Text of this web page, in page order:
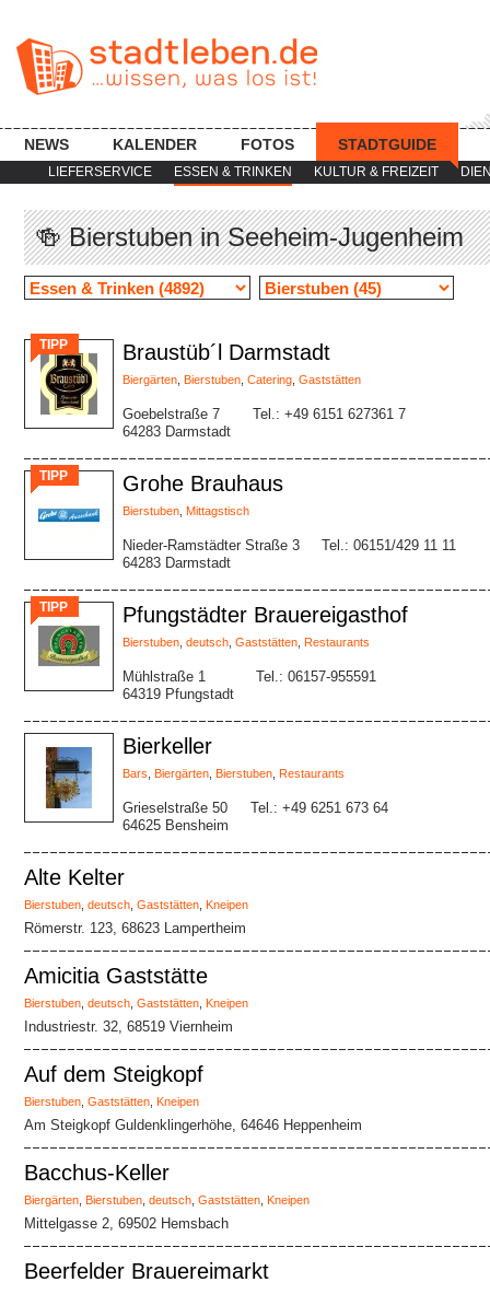
LIEFERSERVICE ESSEN & TRINKEN KULTUR & FREIZEIT
NEWS KALENDER FOTOS STADTGUIDE
🍻 Bierstuben in Seeheim-Jugenheim
TIPP Braustüb´l Darmstadt
Biergärten Bierstuben Catering Gaststätten
Goebelstraße 7
64283 Darmstadt
Tel.: +49 6151 627361 7
TIPP Grohe Brauhaus
Bierstuben Mittagstisch
Nieder-Ramstädter Straße 3
64283 Darmstadt
Tel.: 06151/429 11 11
TIPP Pfungstädter Brauereigasthof
Bierstuben deutsch Gaststätten Restaurants
Mühlstraße 1
64319 Pfungstadt
Tel.: 06157-955591
Bierkeller
Bars Biergärten Bierstuben Restaurants
Grieselstraße 50
64625 Bensheim
Tel.: +49 6251 673 64
Alte Kelter
Bierstuben deutsch Gaststätten Kneipen
Römerstr. 123, 68623 Lampertheim
Amicitia Gaststätte
Bierstuben deutsch Gaststätten Kneipen
Industriestr. 32, 68519 Viernheim
Auf dem Steigkopf
Bierstuben Gaststätten Kneipen
Am Steigkopf Guldenklingerhöhe, 64646 Heppenheim
Bacchus-Keller
Biergärten Bierstuben deutsch Gaststätten Kneipen
Mittelgasse 2, 69502 Hemsbach
Beerfelder Brauereimarkt